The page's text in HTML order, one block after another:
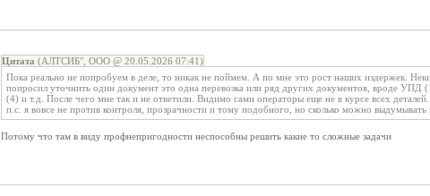
Цитата (АЛТСИБ", ООО @ 20.05.2026 07:41)
Пока реально не попробуем в деле, то никак не поймем. А по мне это рост наших издержек.
попросил уточнить один документ это одна перевозка или ряд других документов, вроде УПД
(4) и т.д. После чего мне так и не ответили. Видимо сами операторы еще не в курсе всех деталей.
п.с. я вовсе не против контроля, прозрачности и тому подобного, но сколько можно
Потому что там в виду профнепригодности неспособны решить какие то сложные задачи